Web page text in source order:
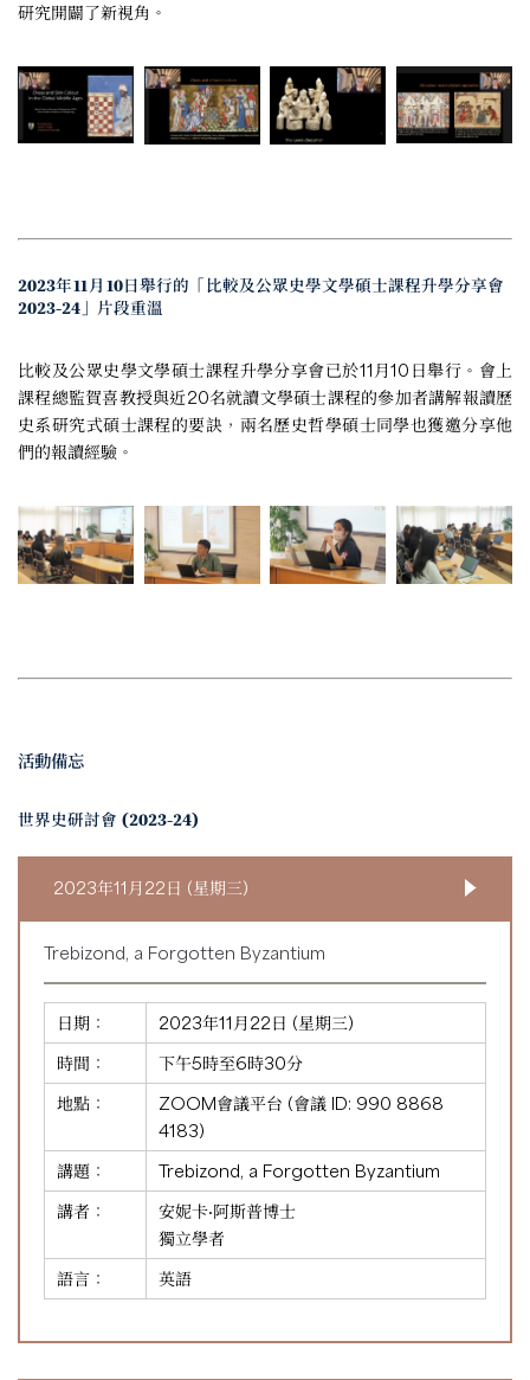
研究開闢了新視角。
2023年11月10日舉行的「比較及公眾史學文學碩士課程升學分享會
2023-24」片段重溫
比較及公眾史學文學碩士課程升學分享會已於11月10日舉行。會上
課程總監賀喜教授與近20名就讀文學碩士課程的參加者講解報讀歷
史系研究式碩士課程的要訣，兩名歷史哲學碩士同學也獲邀分享他
們的報讀經驗。
活動備忘
世界史研討會 (2023-24)
2023年11月22日 (星期三)
Trebizond, a Forgotten Byzantium
日期：
2023年11月22日 (星期三)
時間：
下午5時至6時30分
地點：
ZOOM會議平台 (會議 ID: 990 8868
4183)
講題：
Trebizond, a Forgotten Byzantium
講者：
安妮卡·阿斯普博士
獨立學者
語言：
英語